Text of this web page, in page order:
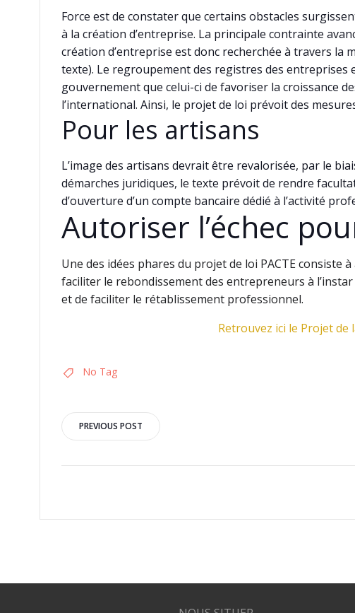
Force est de constater que certains obstacles
à la création d’entreprise. La principale contrainte
création d’entreprise est donc recherchée à travers la
texte). Le regroupement des registres des
gouvernement que celui-ci de favoriser la croissance
l’international. Ainsi, le projet de loi prévoit des
Pour les artisans
L’image des artisans devrait être revalorisée, par le
démarches juridiques, le texte prévoit de rendre
d’ouverture d’un compte bancaire dédié à l’activité
Autoriser l’échec
Une des idées phares du projet de loi PACTE consiste
faciliter le rebondissement des entrepreneurs à
et de faciliter le rétablissement professionnel.
Retrouvez ici le Projet
No Tag
Navigation
de
PREVIOUS POST